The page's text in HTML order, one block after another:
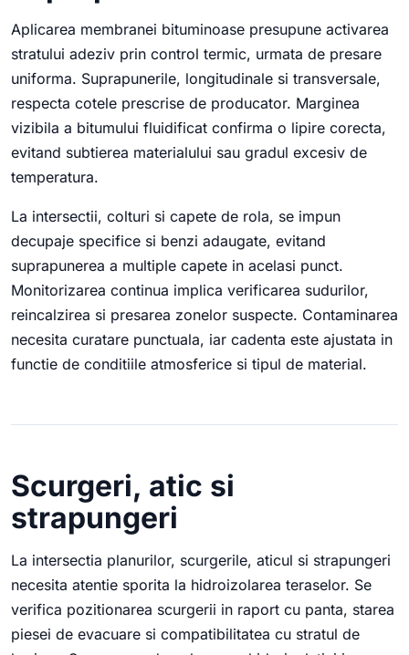
Aplicarea membranei bituminoase presupune activarea
stratului adeziv prin control termic, urmata de presare
uniforma. Suprapunerile, longitudinale si transversale,
respecta cotele prescrise de producator. Marginea
vizibila a bitumului fluidificat confirma o lipire corecta,
evitand subtierea materialului sau gradul excesiv de
temperatura.
La intersectii, colturi si capete de rola, se impun
decupaje specifice si benzi adaugate, evitand
suprapunerea a multiple capete in acelasi punct.
Monitorizarea continua implica verificarea sudurilor,
reincalzirea si presarea zonelor suspecte. Contaminarea
necesita curatare punctuala, iar cadenta este ajustata in
functie de conditiile atmosferice si tipul de material.
Scurgeri, atic si
strapungeri
La intersectia planurilor, scurgerile, aticul si strapungeri
necesita atentie sporita la hidroizolarea teraselor. Se
verifica pozitionarea scurgerii in raport cu panta, starea
piesei de evacuare si compatibilitatea cu stratul de